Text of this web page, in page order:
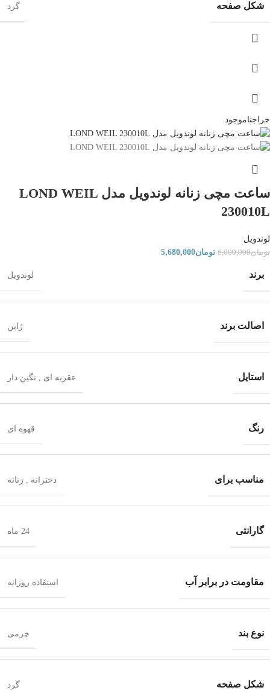
شکل صفحه گرد
حراجناموجود
ساعت مچی زنانه لوندویل مدل LOND WEIL
230010L
لوندویل
تومان6,000,000 تومان5,680,000
برند لوندویل
اصالت برند ژاپن
استایل عقربه ای نگین دار
رنگ قهوه ای
مناسب برای دخترانه زنانه
گارانتی 24 ماه
مقاومت در برابر آب استفاده روزانه
نوع بند چرمی
شکل صفحه گرد